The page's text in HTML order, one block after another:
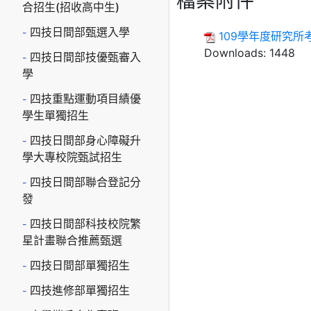
合招生(招收高中生)
四技日間部甄選入學
四技日間部技優甄審入
學
四技重點運動項目績優
學生單獨招生
四技日間部身心障礙升
學大專校院甄試招生
四技日間部聯合登記分
發
四技日間部科技校院繁
星計畫聯合推薦甄選
四技日間部單獨招生
四技進修部單獨招生
109學年度研究所
Downloads:1448